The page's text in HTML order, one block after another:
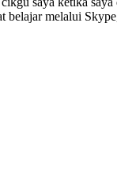
belajar melalui